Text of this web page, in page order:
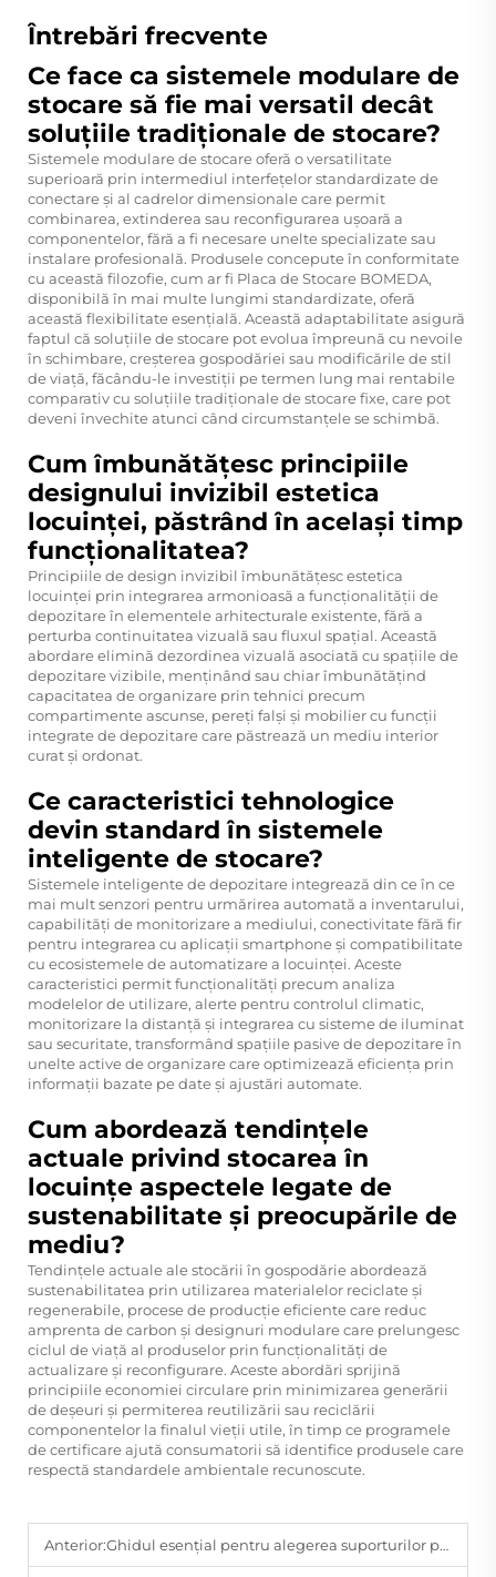
Întrebări frecvente
Ce face ca sistemele modulare de
stocare să fie mai versatil decât
soluțiile tradiționale de stocare?
Sistemele modulare de stocare oferă o versatilitate
superioară prin intermediul interfețelor standardizate de
conectare și al cadrelor dimensionale care permit
combinarea, extinderea sau reconfigurarea ușoară a
componentelor, fără a fi necesare unelte specializate sau
instalare profesională. Produsele concepute în conformitate
cu această filozofie, cum ar fi Placa de Stocare BOMEDA,
disponibilă în mai multe lungimi standardizate, oferă
această flexibilitate esențială. Această adaptabilitate asigură
faptul că soluțiile de stocare pot evolua împreună cu nevoile
în schimbare, creșterea gospodăriei sau modificările de stil
de viață, făcându-le investiții pe termen lung mai rentabile
comparativ cu soluțiile tradiționale de stocare fixe, care pot
deveni învechite atunci când circumstanțele se schimbă.
Cum îmbunătățesc principiile
designului invizibil estetica
locuinței, păstrând în același timp
funcționalitatea?
Principiile de design invizibil îmbunătățesc estetica
locuinței prin integrarea armonioasă a funcționalității de
depozitare în elementele arhitecturale existente, fără a
perturba continuitatea vizuală sau fluxul spațial. Această
abordare elimină dezordinea vizuală asociată cu spațiile de
depozitare vizibile, menținând sau chiar îmbunătățind
capacitatea de organizare prin tehnici precum
compartimente ascunse, pereți falși și mobilier cu funcții
integrate de depozitare care păstrează un mediu interior
curat și ordonat.
Ce caracteristici tehnologice
devin standard în sistemele
inteligente de stocare?
Sistemele inteligente de depozitare integrează din ce în ce
mai mult senzori pentru urmărirea automată a inventarului,
capabilități de monitorizare a mediului, conectivitate fără fir
pentru integrarea cu aplicații smartphone și compatibilitate
cu ecosistemele de automatizare a locuinței. Aceste
caracteristici permit funcționalități precum analiza
modelelor de utilizare, alerte pentru controlul climatic,
monitorizare la distanță și integrarea cu sisteme de iluminat
sau securitate, transformând spațiile pasive de depozitare în
unelte active de organizare care optimizează eficiența prin
informații bazate pe date și ajustări automate.
Cum abordează tendințele
actuale privind stocarea în
locuințe aspectele legate de
sustenabilitate și preocupările de
mediu?
Tendințele actuale ale stocării în gospodărie abordează
sustenabilitatea prin utilizarea materialelor reciclate și
regenerabile, procese de producție eficiente care reduc
amprenta de carbon și designuri modulare care prelungesc
ciclul de viață al produselor prin funcționalități de
actualizare și reconfigurare. Aceste abordări sprijină
principiile economiei circulare prin minimizarea generării
de deșeuri și permiterea reutilizării sau reciclării
componentelor la finalul vieții utile, în timp ce programele
de certificare ajută consumatorii să identifice produsele care
respectă standardele ambientale recunoscute.
Anterior:Ghidul esențial pentru alegerea suporturilor pentru rafturi metalice